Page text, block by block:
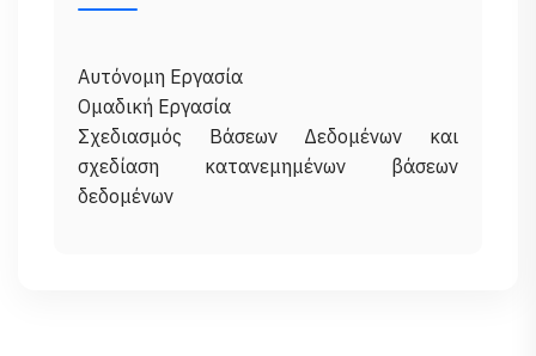
Αυτόνομη Εργασία
Ομαδική Εργασία
Σχεδιασμός Βάσεων Δεδομένων και
σχεδίαση κατανεμημένων βάσεων